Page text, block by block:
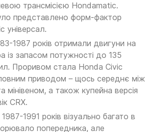
трансмісією Hondamatic.
представлено форм-фактор
універсал.
1987 років отримали двигуни на
із запасом потужності до 135
Проривом стала Honda Civic
приводом – щось середнє між
мінівеном, а також купейна версія
CRX.
1991 років візуально багато в
попередника, але